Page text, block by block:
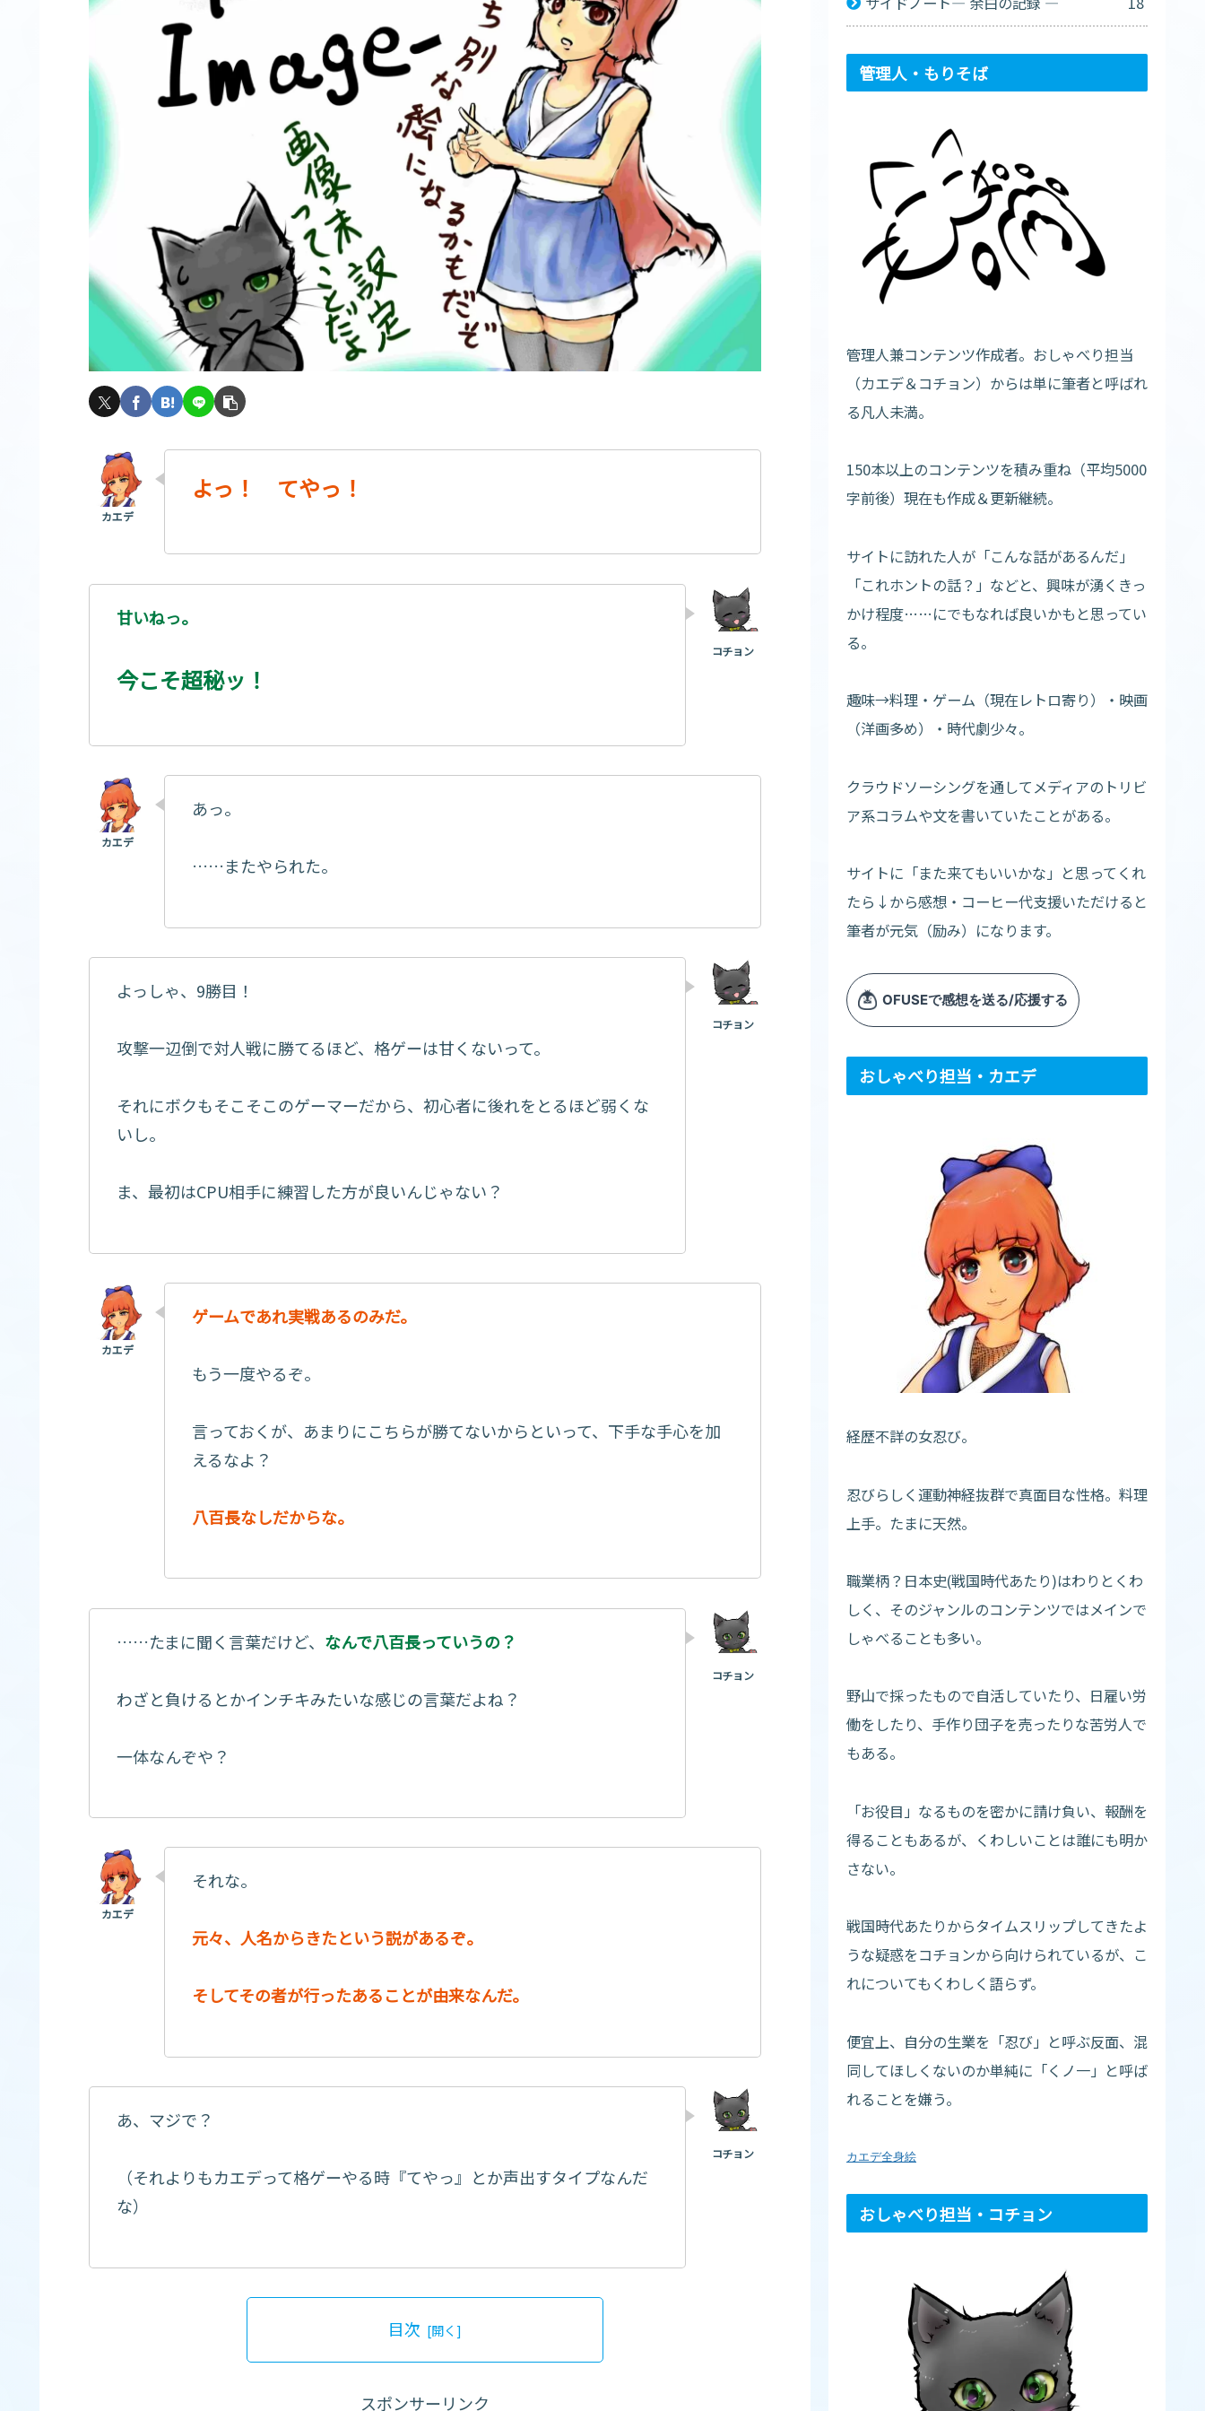
よっ！ てやっ！
甘いねっ。
今こそ超秘ッ！
あっ。
……またやられた。
よっしゃ、9勝目！
攻撃一辺倒で対人戦に勝てるほど、格ゲーは甘くないって。
それにボクもそこそこのゲーマーだから、初心者に後れをとるほど弱くな
いし。
ま、最初はCPU相手に練習した方が良いんじゃない？
ゲームであれ実戦あるのみだ。
もう一度やるぞ。
言っておくが、あまりにこちらが勝てないからといって、下手な手心を加
えるなよ？
八百長なしだからな。
……たまに聞く言葉だけど、 なんで八百長っていうの？
わざと負けるとかインチキみたいな感じの言葉だよね？
一体なんぞや？
それな。
元々、人名からきたという説があるぞ。
そしてその者が行ったあることが由来なんだ。
あ、マジで？
（それよりもカエデって格ゲーやる時『てやっ』とか声出すタイプなんだ
な）
目次
スポンサーリンク
管理人・もりそば
管理人兼コンテンツ作成者。おしゃべり担当
（カエデ＆コチョン）からは単に筆者と呼ばれ
る凡人未満。
150本以上のコンテンツを積み重ね（平均5000
字前後）現在も作成＆更新継続。
サイトに訪れた人が「こんな話があるんだ」
「これホントの話？」などと、興味が湧くきっ
かけ程度……にでもなれば良いかもと思ってい
る。
趣味→料理・ゲーム（現在レトロ寄り）・映画
（洋画多め）・時代劇少々。
クラウドソーシングを通してメディアのトリビ
ア系コラムや文を書いていたことがある。
サイトに「また来てもいいかな」と思ってくれ
たら↓から感想・コーヒー代支援いただけると
筆者が元気（励み）になります。
おしゃべり担当・カエデ
経歴不詳の女忍び。
忍びらしく運動神経抜群で真面目な性格。料理
上手。たまに天然。
職業柄？日本史(戦国時代あたり)はわりとくわ
しく、そのジャンルのコンテンツではメインで
しゃべることも多い。
野山で採ったもので自活していたり、日雇い労
働をしたり、手作り団子を売ったりな苦労人で
もある。
「お役目」なるものを密かに請け負い、報酬を
得ることもあるが、くわしいことは誰にも明か
さない。
戦国時代あたりからタイムスリップしてきたよ
うな疑惑をコチョンから向けられているが、こ
れについてもくわしく語らず。
便宜上、自分の生業を「忍び」と呼ぶ反面、混
同してほしくないのか単純に「くノ一」と呼ば
れることを嫌う。
カエデ全身絵
おしゃべり担当・コチョン